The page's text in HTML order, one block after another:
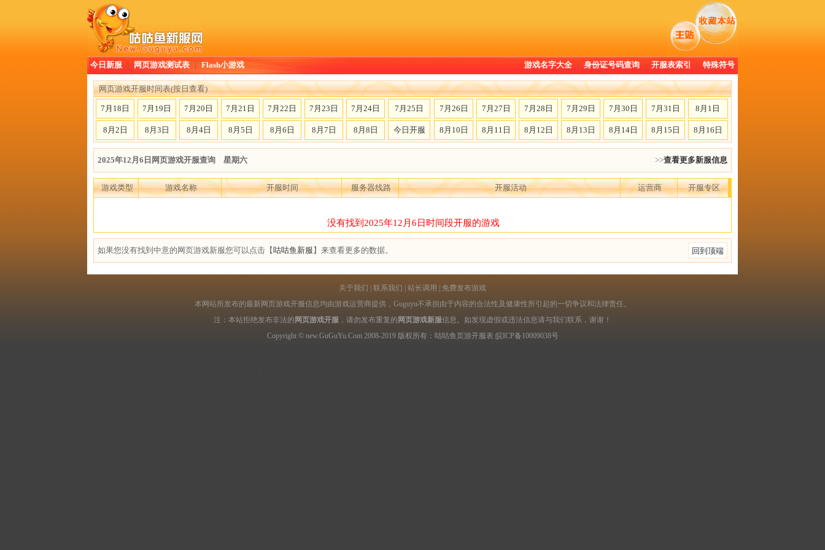
游戏名字大全 | 身份证号码查询 | 开服表索引 | 特殊符号
今日新服 | 网页游戏测试表 | Flash小游戏
网页游戏开服时间表(按日查看)
7月18日 7月19日 7月20日 7月21日 7月22日 7月23日 7月24日 7月25日 7月26日 7月27日 7月28日 7月29日 7月30日 7月31日 8月1日
8月2日 8月3日 8月4日 8月5日 8月6日 8月7日 8月8日 今日开服 8月10日 8月11日 8月12日 8月13日 8月14日 8月15日 8月16日
>>查看更多新服信息
2025年12月6日网页游戏开服查询 星期六
游戏类型 游戏名称 开服时间 服务器线路 开服活动 运营商 开服专区
没有找到2025年12月6日时间段开服的游戏
回到顶端
如果您没有找到中意的网页游戏新服您可以点击【咕咕鱼新服 】来查看更多的数据。
关于我们 联系我们 站长调用
免费发布游戏
本网站所发布的最新网页游戏开服信息均由游戏运营商提供，Guguyu不承担由于内容的合法性及健康性所引起的一切争议和法律责任。
注：本站拒绝发布非法的 网页游戏开服 ，请勿发布重复的 网页游戏新服信息。如发现虚假或违法信息请与我们联系，谢谢！
Copyright © new.GuGuYu.Com 2008-2019 版权所有：咕咕鱼页游开服表 皖ICP备10009038号